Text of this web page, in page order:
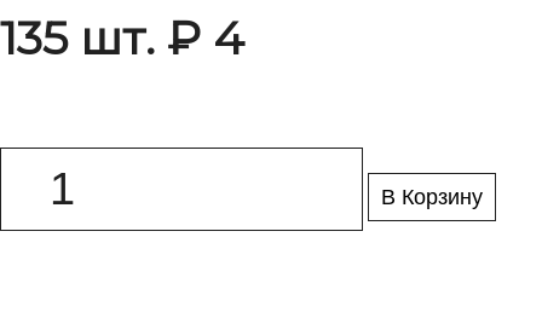
135 шт. ₽ 4
В Корзину